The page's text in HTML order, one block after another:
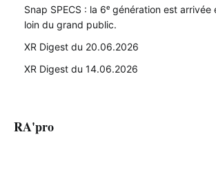
Snap SPECS : la 6ᵉ génération est
loin du grand public.
XR Digest du 20.06.2026
XR Digest du 14.06.2026
RA'pro